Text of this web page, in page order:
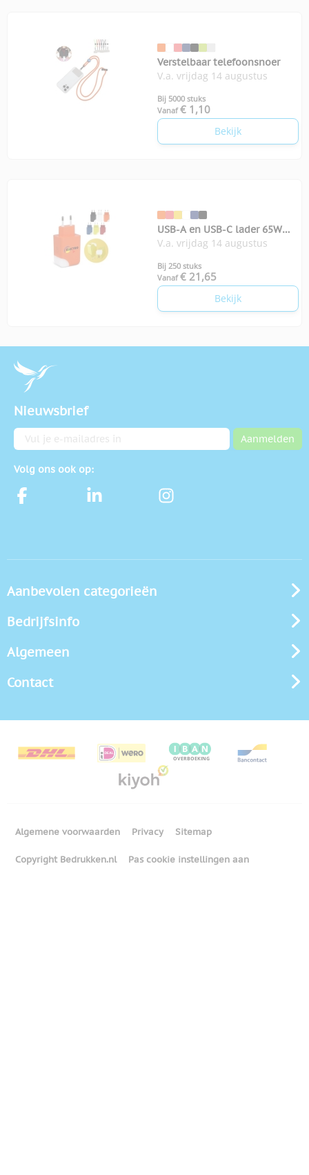
Verstelbaar telefoonsnoer
V.a. vrijdag 14 augustus
Bij 5000 stuks
Vanaf € 1,10
Bekijk
USB-A en USB-C lader 65W
Xoopar Ice-G
V.a. vrijdag 14 augustus
Bij 250 stuks
Vanaf € 21,65
Bekijk
Nieuwsbrief
E-mailadres Aanmelden
Volg ons ook op:
Aanbevolen categorieën
Bedrijfsinfo
Algemeen
Contact
Algemene voorwaarden Privacy Sitemap
Copyright Bedrukken.nl Pas cookie instellingen aan